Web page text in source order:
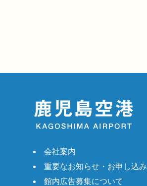
会社案内
重要なお知らせ・お申し込み
館内広告募集について